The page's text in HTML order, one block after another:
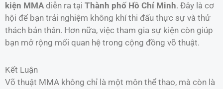
kiện MMAdiễn ra tại Thành phố Hồ Chí Minh. Đây là cơ
hội để bạn trải nghiệm không khí thi đấu thực sự và thử
thách bản thân. Hơn nữa, việc tham gia sự kiện còn giúp
bạn mở rộng mối quan hệ trong cộng đồng võ thuật.
Kết Luận
Võ thuật MMA không chỉ là một môn thể thao, mà còn là